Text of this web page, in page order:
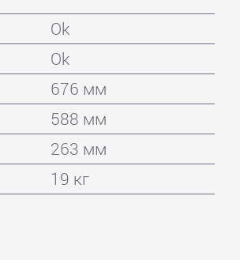
Ok
Ok
676 мм
588 мм
263 мм
19 кг